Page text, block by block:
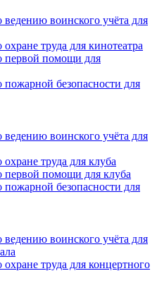
воинского учёта для
труда для кинотеатра
первой помощи для
безопасности для
воинского учёта для
труда для клуба
помощи для клуба
безопасности для
воинского учёта для
труда для концертного